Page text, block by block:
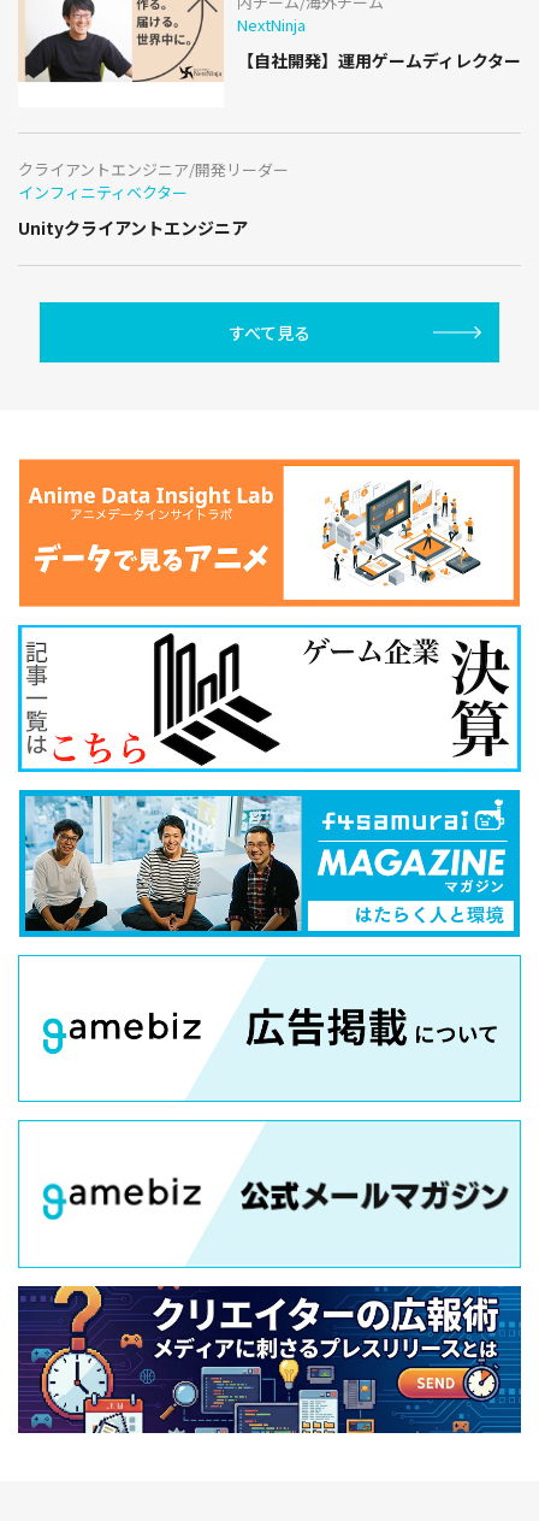
NextNinja
【自社開発】運用ゲームディレクター
クライアントエンジニア/開発リーダー
インフィニティベクター
Unityクライアントエンジニア
すべて見る